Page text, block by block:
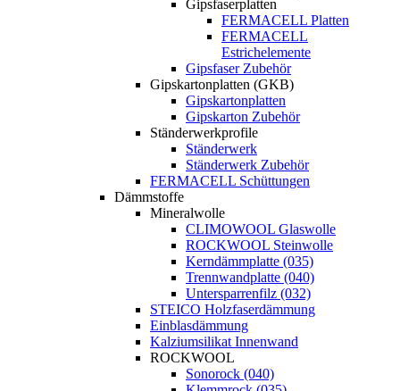
Gipsfaserplatten
FERMACELL Platten
FERMACELL
Estrichelemente
Gipsfaser Zubehör
Gipskartonplatten (GKB)
Gipskartonplatten
Gipskarton Zubehör
Ständerwerkprofile
Ständerwerk
Ständerwerk Zubehör
FERMACELL Schüttungen
Dämmstoffe
Mineralwolle
CLIMOWOOL Glaswolle
ROCKWOOL Steinwolle
Kerndämmplatte (035)
Trennwandplatte (040)
Untersparrenfilz (032)
STEICO Holzfaserdämmung
Einblasdämmung
Kalziumsilikat Innenwand
ROCKWOOL
Sonorock (040)